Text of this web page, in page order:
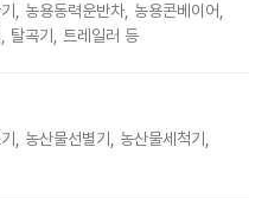
, 농용동력운반차, 농용콘베이어,
탈곡기, 트레일러 등
, 농산물선별기, 농산물세척기,